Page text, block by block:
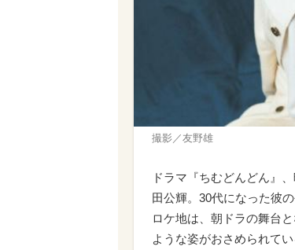
撮影／友野雄
ドラマ『ちむどんどん』
田公輝。30代になった彼
ロケ地は、朝ドラの舞台
ような姿がおさめられてい